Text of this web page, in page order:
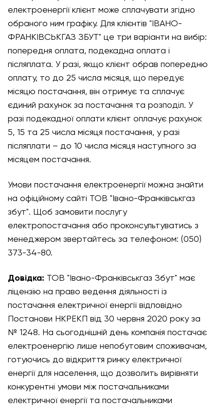
електроенергії клієнт може сплачувати згідно
обраного ним графіку. Для клієнтів "ІВАНО-
ФРАНКІВСЬКГАЗ ЗБУТ" це три варіанти на вибір:
попередня оплата, подекадна оплата і
післяплата. У разі, якщо клієнт обрав попередню
оплату, то до 25 числа місяця, що передує
місяцю постачання, він отримує та сплачує
єдиний рахунок за постачання та розподіл. У
разі подекадної оплати клієнт оплачує рахунок
5, 15 та 25 числа місяця постачання, у разі
післяплати – до 10 числа місяця наступного за
місяцем постачання.
Умови постачання електроенергії можна знайти
на офіційному сайті ТОВ "Івано-Франківськгаз
збут". Щоб замовити послугу
електропостачання або проконсультуватись з
менеджером звертайтесь за телефоном: (050)
373-34-80.
Довідка: ТОВ "Івано-Франківськгаз Збут" має
ліцензію на право ведення діяльності із
постачання електричної енергії відповідно
Постанови НКРЕКП від 30 червня 2020 року за
№ 1248. На сьогоднішній день компанія постачає
електроенергію лише непобутовим споживачам,
готуючись до відкриття ринку електричної
енергії для населення, що дозволить вирівняти
конкурентні умови між постачальниками
електричної енергії та постачальниками